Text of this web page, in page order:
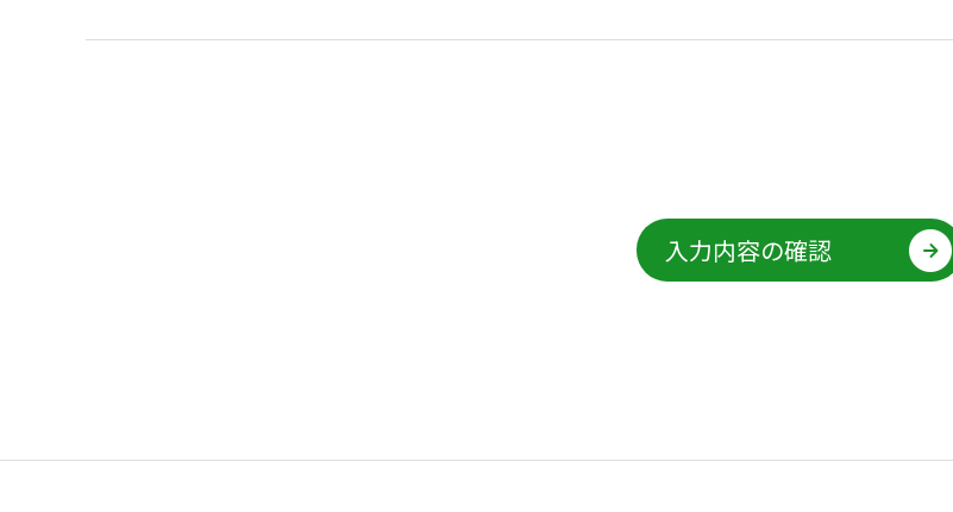
ます。
個人情報の第三者への開示・提供
入力内容の確認